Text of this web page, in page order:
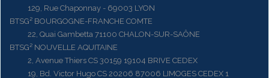
129, Rue Chaponnay - 69003 LYON
BTSG² BOURGOGNE-FRANCHE COMTE
22, Quai Gambetta 71100 CHALON-SUR-SAÔNE
BTSG² NOUVELLE AQUITAINE
2, Avenue Thiers CS 30159 19104 BRIVE CEDEX
19, Bd. Victor Hugo CS 20206 87006 LIMOGES CEDEX 1